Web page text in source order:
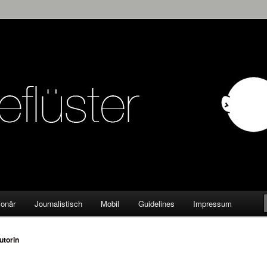
Journalistisch Mobil Guidelines Impressum